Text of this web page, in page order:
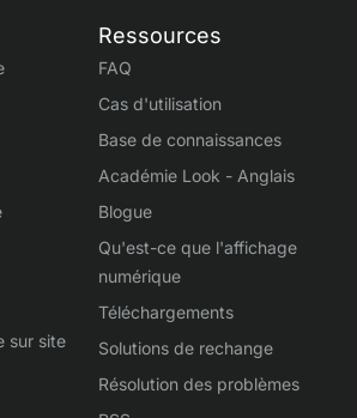
sur site
Ressources
FAQ
Cas d'utilisation
Base de connaissances
Académie Look - Anglais
Blogue
Qu'est-ce que l'affichage
numérique
Téléchargements
Solutions de rechange
Résolution des problèmes